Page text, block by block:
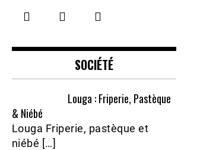
RSS FEED
EMBED
SOCIÉTÉ
Louga : Friperie, Pastèque
& Niébé
Louga Friperie, pastèque et
niébé […]